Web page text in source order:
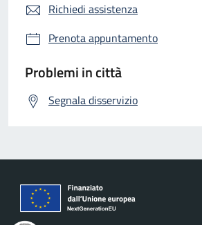
Richiedi assistenza
Prenota appuntamento
Problemi in città
Segnala disservizio